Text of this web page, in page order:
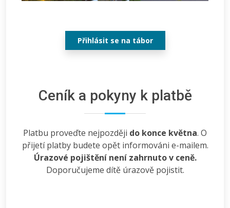
Přihlásit se na tábor
Ceník a pokyny k platbě
Platbu proveďte nejpozději do konce května. O
přijetí platby budete opět informováni e-mailem.
Úrazové pojištění není zahrnuto v ceně.
Doporučujeme dítě úrazově pojistit.